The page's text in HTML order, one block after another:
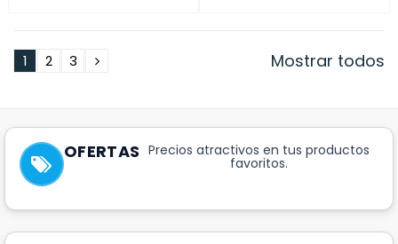
Mostrar todos
1 2 3
OFERTAS Precios atractivos en tus productos
favoritos.